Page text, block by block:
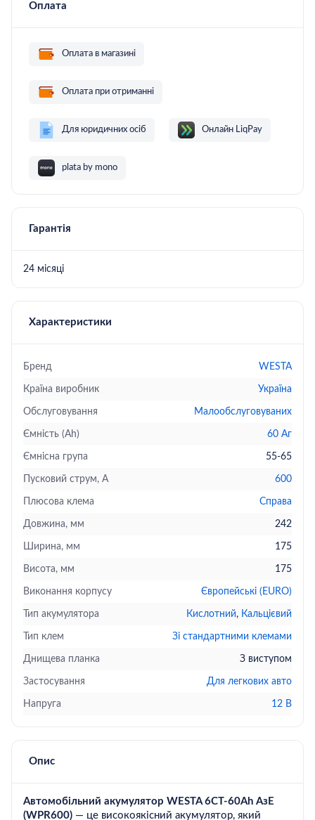
Оплата
Оплата в магазині
Оплата при отриманні
Для юридичних осіб Онлайн LiqPay
plata by mono
Гарантія
24 місяці
Характеристики
Бренд WESTA
Країна виробник Україна
Обслуговування Малообслуговуваних
Ємність (Ah) 60 Аг
Ємнісна група 55-65
Пусковий струм, А 600
Плюсова клема Справа
Довжина, мм 242
Ширина, мм 175
Висота, мм 175
Виконання корпусу Європейські (EURO)
Тип акумулятора Кислотний Кальцієвий
Тип клем Зі стандартними клемами
Днищева планка З виступом
Застосування Для легкових авто
Напруга 12 В
Опис
Автомобільний акумулятор WESTA 6CT-60Ah АзЕ
(WPR600) — це високоякісний акумулятор, який